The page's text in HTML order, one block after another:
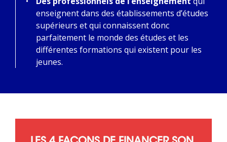
enseignent dans des établissements d’études
supérieurs et qui connaissent donc
parfaitement le monde des études et les
différentes formations qui existent pour les
jeunes.